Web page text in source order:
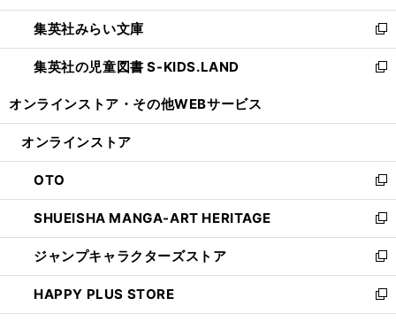
開
く
ウ
で
開
く
ン
ド
ウ
で
ウ
ィ
ン
ド
開
集英社みらい文庫
新
し
い
ン
ウ
で
開
く
集英社の児童図書 S-KIDS.LAND
新
ウ
ン
ド
ウ
で
開
く
オンラインストア・ その他WEBサービス
オンラインストア
OTO
新
し
い
ウ
ィ
ン
ド
ウ
SHUEISHA MANGA-ART HERITAGE
新
し
い
ウ
ィ
ン
ジャンプキャラクターズストア
新
し
い
ウ
HAPPY PLUS STORE
新
し